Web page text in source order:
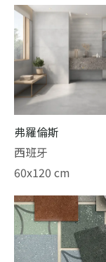
弗羅倫斯
西班牙
60x120 cm